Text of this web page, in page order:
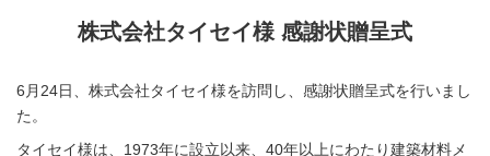
株式会社タイセイ様 感謝状贈呈式
6月24日、株式会社タイセイ様を訪問し、感謝状贈呈式を行いまし
た。
タイセイ様は、1973年に設立以来、40年以上にわたり建築材料メ